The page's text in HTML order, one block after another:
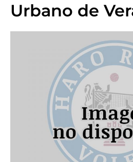
Urbano de